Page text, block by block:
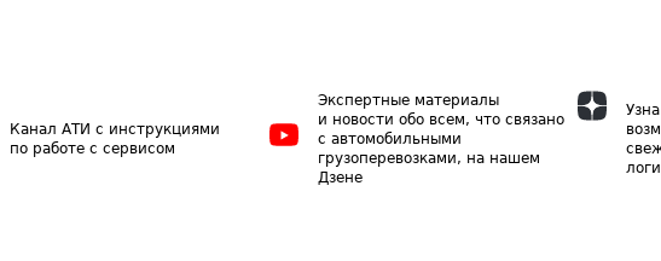
Канал АТИ с инструкциями
по работе с сервисом
Экспертные материалы
и новости обо всем, что связано
с автомобильными
грузоперевозками, на нашем
Дзене